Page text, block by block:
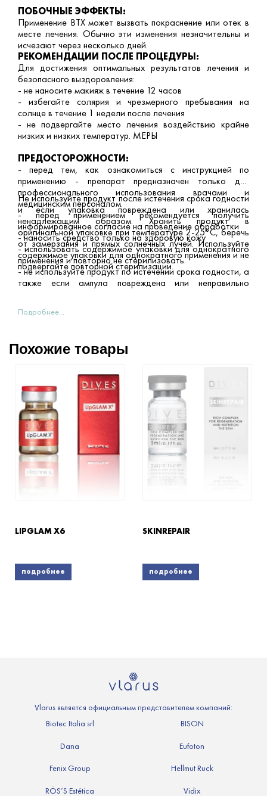
ПОБОЧНЫЕ ЭФФЕКТЫ:
Применение BTX может вызвать покраснение или отек в
месте лечения. Обычно эти изменения незначительны и
исчезают через несколько дней.
РЕКОМЕНДАЦИИ ПОСЛЕ ПРОЦЕДУРЫ:
Для достижения оптимальных результатов лечения и
безопасного выздоровления:
- не наносите макияж в течение 12 часов
- избегайте солярия и чрезмерного пребывания на
солнце в течение 1 недели после лечения
- не подвергайте место лечения воздействию крайне
низких и низких температур. МЕРЫ
ПРЕДОСТОРОЖНОСТИ:
- перед тем, как ознакомиться с инструкцией по
применению - препарат предназначен только для
профессионального использования врачами и
медицинским персоналом.
- перед применением рекомендуется получить
информированное согласие на проведение обработки
- наносить средство только на здоровую кожу
- использовать содержимое упаковки для однократного
применения и повторно не стерилизовать.
- не используйте продукт по истечении срока годности, а
также если ампула повреждена или неправильно
хранилась
СТЕРИЛИЗАЦИЯ:
СРОК ГОДНОСТИ И ХРАНЕНИЕ:
Не используйте продукт после истечения срока годности
и если упаковка повреждена или хранилась
ненадлежащим образом. Хранить продукт в
оригинальной упаковке при температуре 2-25°С, беречь
от замерзания и прямых солнечных лучей. Используйте
содержимое упаковки для однократного применения и не
подвергайте повторной стерилизации.
Подробнее...
Похожие товары
LIPGLAM X6
подробнее
SKINREPAIR
подробнее
Vlarus является официальным представителем компаний:
Biotec Italia srl
BISON
Dana Eufoton
Fenix Group Hellmut Ruck
RÖS’S Estética Vidix